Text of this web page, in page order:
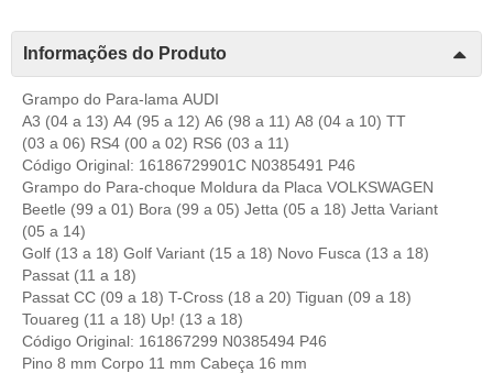
Informações do Produto
Grampo do Para-lama AUDI
A3 (04 a 13) A4 (95 a 12) A6 (98 a 11) A8 (04 a 10) TT
(03 a 06) RS4 (00 a 02) RS6 (03 a 11)
Código Original: 16186729901C N0385491 P46
Grampo do Para-choque Moldura da Placa VOLKSWAGEN
Beetle (99 a 01) Bora (99 a 05) Jetta (05 a 18) Jetta Variant
(05 a 14)
Golf (13 a 18) Golf Variant (15 a 18) Novo Fusca (13 a 18)
Passat (11 a 18)
Passat CC (09 a 18) T-Cross (18 a 20) Tiguan (09 a 18)
Touareg (11 a 18) Up! (13 a 18)
Código Original: 161867299 N0385494 P46
Pino 8 mm Corpo 11 mm Cabeça 16 mm